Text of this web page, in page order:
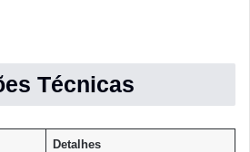
Técnicas
Detalhes